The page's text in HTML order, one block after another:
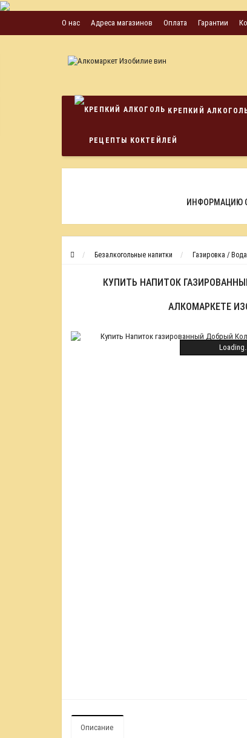
О нас Адреса магазинов Оплата Гарантии
КРЕПКИЙ
РЕЦЕПТЫ КОКТЕЙЛЕЙ
ИНФОРМАЦИЮ
Безалкогольные напитки Газировка /
КУПИТЬ НАПИТОК
АЛКОМАРКЕТЕ
Loading...
Описание